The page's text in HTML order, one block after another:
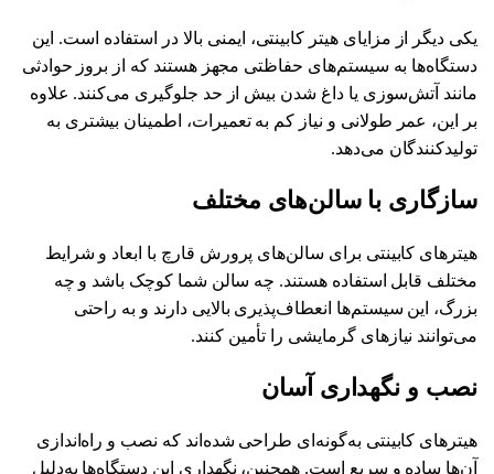
یکی دیگر از مزایای هیتر کابینتی، ایمنی بالا در استفاده است. این
دستگاه‌ها به سیستم‌های حفاظتی مجهز هستند که از بروز حوادثی
مانند آتش‌سوزی یا داغ شدن بیش از حد جلوگیری می‌کنند. علاوه
بر این، عمر طولانی و نیاز کم به تعمیرات، اطمینان بیشتری به
تولیدکنندگان می‌دهد.
سازگاری با سالن‌های مختلف
هیترهای کابینتی برای سالن‌های پرورش قارچ با ابعاد و شرایط
مختلف قابل استفاده هستند. چه سالن شما کوچک باشد و چه
بزرگ، این سیستم‌ها انعطاف‌پذیری بالایی دارند و به راحتی
می‌توانند نیازهای گرمایشی را تأمین کنند.
نصب و نگهداری آسان
هیترهای کابینتی به‌گونه‌ای طراحی شده‌اند که نصب و راه‌اندازی
آن‌ها ساده و سریع است. همچنین، نگهداری این دستگاه‌ها به‌دلیل